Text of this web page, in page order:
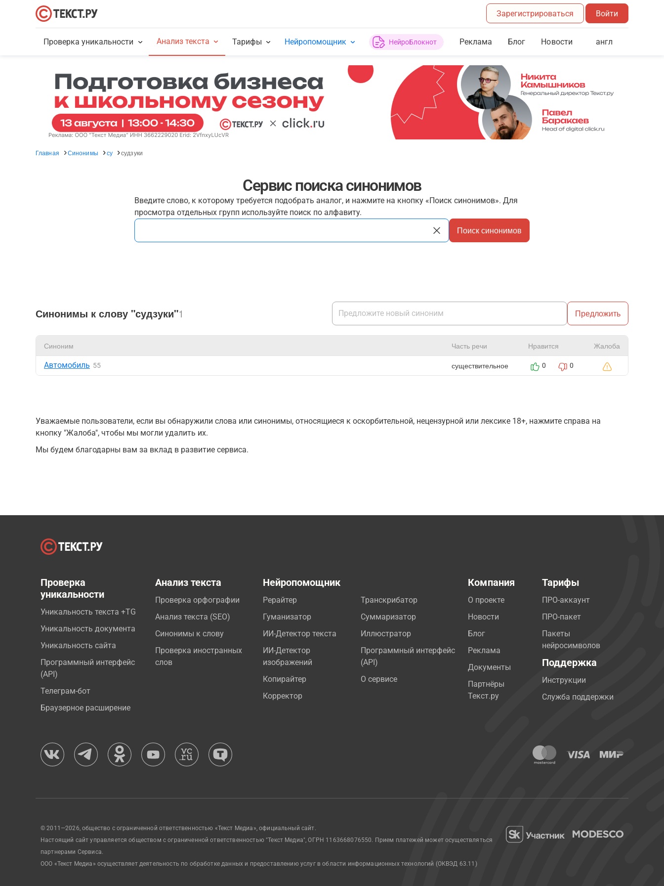
Зарегистрироваться Войти
Проверка уникальности Анализ текста Тарифы Нейропомощник НейроБлокнот Реклама Блог Новости англ
Главная Синонимы су судзуки
Сервис поиска синонимов
Введите слово, к которому требуется подобрать аналог, и нажмите на кнопку «Поиск синонимов». Для
просмотра отдельных групп используйте поиск по алфавиту.
Поиск синонимов
Синонимы к слову "судзуки"1 Предложить
Синоним Часть речи Нравится Жалоба
Автомобиль 55 существительное 0 0
Уважаемые пользователи, если вы обнаружили слова или синонимы, относящиеся к оскорбительной, нецензурной или лексике 18+, нажмите справа на
кнопку "Жалоба", чтобы мы могли удалить их.
Мы будем благодарны вам за вклад в развитие сервиса.
Проверка
уникальности
Уникальность текста +TG
Уникальность документа
Уникальность сайта
Программный интерфейс
(API)
Телеграм-бот
Браузерное расширение
Анализ текста
Проверка орфографии
Анализ текста (SEO)
Синонимы к слову
Проверка иностранных
слов
Нейропомощник
Рерайтер
Гуманизатор
ИИ-Детектор текста
ИИ-Детектор
изображений
Копирайтер
Корректор
Транскрибатор
Суммаризатор
Иллюстратор
Программный интерфейс
(API)
О сервисе
Компания
О проекте
Новости
Блог
Реклама
Документы
Партнёры
Текст.ру
Тарифы
ПРО-аккаунт
ПРО-пакет
Пакеты
нейросимволов
Поддержка
Инструкции
Служба поддержки
© 2011—2026, общество с ограниченной ответственностью «Текст Медиа», официальный сайт.
Настоящий сайт управляется обществом с ограниченной ответственностью "Текст Медиа", ОГРН 1163668076550. Прием платежей может осуществляться
партнерами Сервиса.
ООО «Текст Медиа» осуществляет деятельность по обработке данных и предоставлению услуг в области информационных технологий (ОКВЭД 63.11)